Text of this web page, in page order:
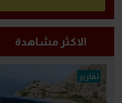
الاكثر مشاهدة
تقارير